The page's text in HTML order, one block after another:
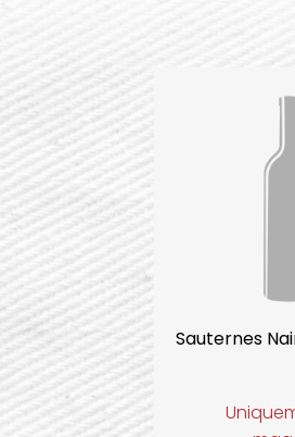
Sauternes